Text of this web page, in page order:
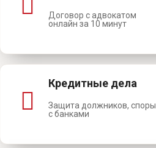
Договор с адвокатом
онлайн за 10 минут
Кредитные дела
Защита должников, споры
с банками